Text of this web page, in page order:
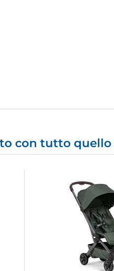
con tutto quello